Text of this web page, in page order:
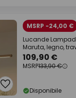
MSRP -24,00 €
Lucande
Maruta, legno,
109,90 €
MSRP133,90 €
Disponibile